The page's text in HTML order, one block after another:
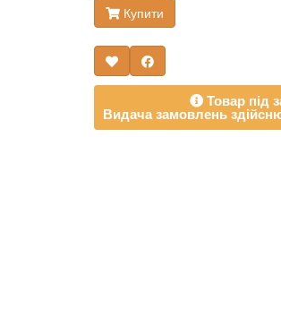
Купити
Товар під
Видача замовлень